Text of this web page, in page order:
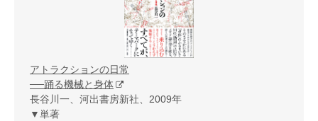
アトラクションの日常
──踊る機械と身体
長谷川一、河出書房新社、2009年
▼単著